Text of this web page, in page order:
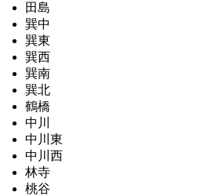
田島
巽中
巽東
巽西
巽南
巽北
鶴橋
中川
中川東
中川西
林寺
桃谷